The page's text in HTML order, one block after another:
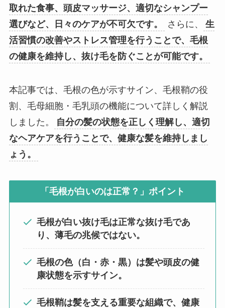
取れた食事、頭皮マッサージ、適切なシャンプー
選びなど、日々のケアが不可欠です。
さらに、
生
活習慣の改善やストレス管理を行うことで、毛根
の健康を維持し、抜け毛を防ぐことが可能です。
本記事では、毛根の色が示すサイン、毛根鞘の役
割、毛母細胞・毛乳頭の機能について詳しく解説
しました。
自分の髪の状態を正しく理解し、適切
なヘアケアを行うことで、健康な髪を維持しまし
ょう。
「毛根が白いのは正常？」ポイント
毛根が白い抜け毛は正常な抜け毛であ
り、薄毛の兆候ではない。
毛根の色（白・赤・黒）は髪や頭皮の健
康状態を示すサイン。
毛根鞘は髪を支える重要な組織で、健康